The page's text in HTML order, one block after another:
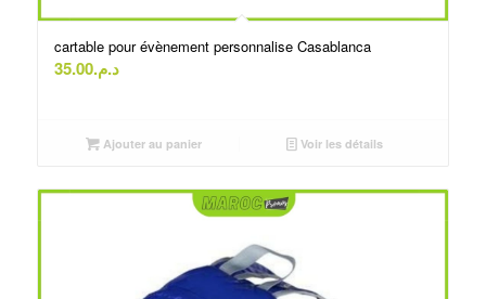
cartable pour évènement personnalise Casablanca
د.م.35.00
Ajouter au panier Voir les détails